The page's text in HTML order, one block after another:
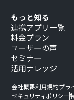
もっと知る
連携アプリ一覧
料金プラン
ユーザーの声
セミナー
活用ナレッジ
会社概要利用規約プラ
セキュリティポリシー